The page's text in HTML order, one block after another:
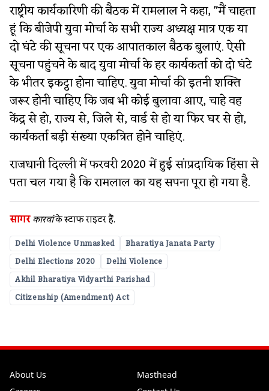
राष्ट्रीय कार्यकारिणी की बैठक में रामलाल ने कहा, "मैं चाहता
हूं कि बीजेपी युवा मोर्चा के सभी राज्य अध्यक्ष मात्र एक या
दो घंटे की सूचना पर एक आपातकाल बैठक बुलाएं. ऐसी
सूचना पहुंचने के बाद युवा मोर्चा के हर कार्यकर्ता को दो घंटे
के भीतर इकट्ठा होना चाहिए. युवा मोर्चा की इतनी शक्ति
जरूर होनी चाहिए कि जब भी कोई बुलावा आए, चाहे वह
केंद्र से हो, राज्य से, जिले से, वार्ड से हो या फिर घर से हो,
कार्यकर्ता बड़ी संख्या एकत्रित होने चाहिएं.
राजधानी दिल्ली में फरवरी 2020 में हुई सांप्रदायिक हिंसा से
पता चल गया है कि रामलाल का यह सपना पूरा हो गया है.
सागरकारवांके स्‍टाफ राइटर हैं.
Delhi Violence Unmasked
Bharatiya Janata Party
Delhi Elections 2020
Delhi Violence
Akhil Bharatiya Vidyarthi Parishad
Citizenship (Amendment) Act
About Us
Masthead